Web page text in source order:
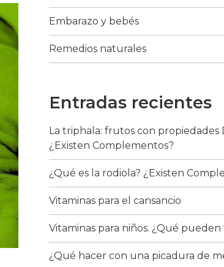
Embarazo y bebés
Remedios naturales
Entradas recientes
La triphala: frutos con propiedades
¿Existen Complementos?
¿Qué es la rodiola? ¿Existen
Vitaminas para el cansancio
Vitaminas para niños. ¿Qué
¿Qué hacer con una picadura de